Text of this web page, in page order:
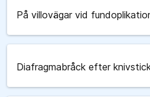
På villovägar vid
Diafragmabråck efter